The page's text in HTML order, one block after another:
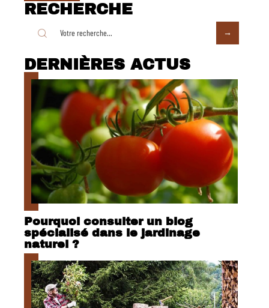
RECHERCHE
DERNIÈRES ACTUS
Pourquoi consulter un blog
spécialisé dans le jardinage
naturel ?